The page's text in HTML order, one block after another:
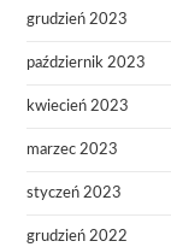
grudzień 2023
październik 2023
kwiecień 2023
marzec 2023
styczeń 2023
grudzień 2022